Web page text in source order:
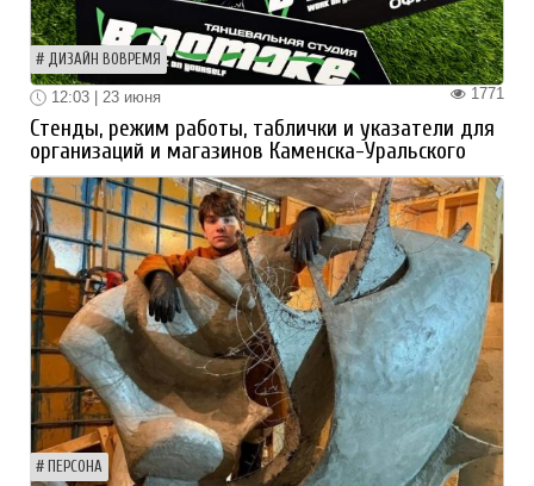
ДИЗАЙН ВОВРЕМЯ
1771
12:03 | 23 июня
Стенды, режим работы, таблички и указатели для
организаций и магазинов Каменска-Уральского
ПЕРСОНА